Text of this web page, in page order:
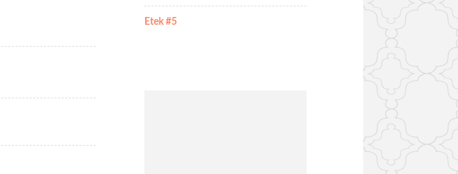
Etek #5